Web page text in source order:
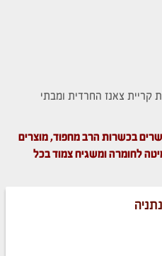
קריית צאנז החרדית ומבתי
בכשרות הרב מחפוד, מוצרים
לחומרה ומשגיח צמוד בכל